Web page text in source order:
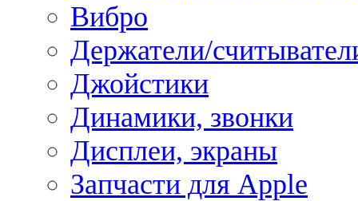
Вибро
Держатели/
Джойстики
Динамики, звонки
Дисплеи, экраны
Запчасти для Apple